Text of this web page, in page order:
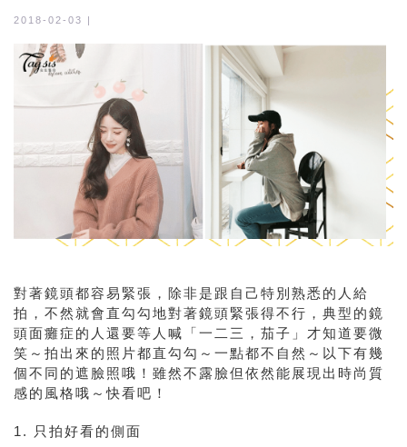
2018-02-03 |
對著鏡頭都容易緊張，除非是跟自己特別熟悉的人給
拍，不然就會直勾勾地對著鏡頭緊張得不行，典型的鏡
頭面癱症的人還要等人喊「一二三，茄子」才知道要微
笑～拍出來的照片都直勾勾～一點都不自然～以下有幾
個不同的遮臉照哦！雖然不露臉但依然能展現出時尚質
感的風格哦～快看吧！
1. 只拍好看的側面